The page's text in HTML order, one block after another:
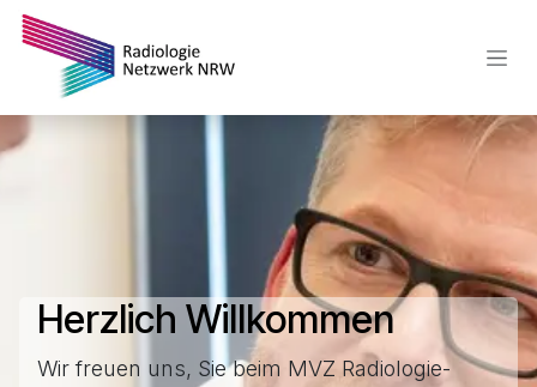
Herzlich Willkommen
Wir freuen uns, Sie beim MVZ Radiologie-